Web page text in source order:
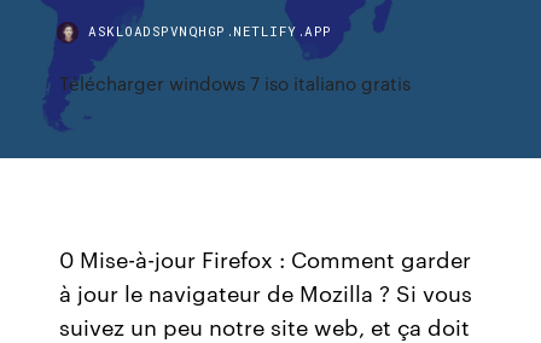
ASKLOADSPVNQHGP.NETLIFY.APP
Télécharger windows 7 iso italiano gratis
0 Mise-à-jour Firefox : Comment garder
à jour le navigateur de Mozilla ? Si vous
suivez un peu notre site web, et ça doit